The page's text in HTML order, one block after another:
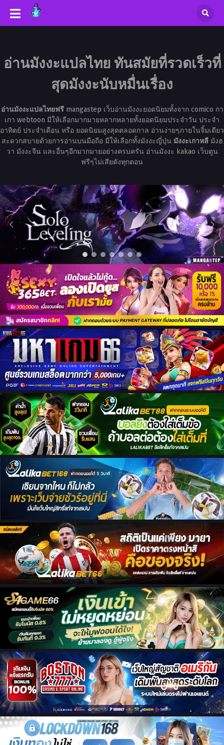
อ่านมังงะแปลไทย ทันสมัยที่รวดเร็วที่
สุดมังงะนับหมื่นเรื่อง
อ่านมังงะแปลไทยฟรีmangastep เว็บอ่านมังงะยอดนิยมทั้งจาก comico กา
เกา webtoon มีให้เลือกมากมายหลากหลายทั้งยอดนิยมประจำวัน ประจำ
อาทิตย์ ประจำเดือน หรือ ยอดนิยมสูงสุดตลอดกาล อ่านง่ายๆภายในจิ้มเดียว
สะดวกสบายด้วยการอ่านบนมือถือ มีให้เลือกทั้งมังงะญี่ปุ่น มังงะเกาหลีมังฮ
วา มังงะจีน และอื่นๆอีกมากมายอย่างครบครัน อ่านมังงะ kakao เว็บตูน
ฟรีๆไม่เสียตังทุกตอน